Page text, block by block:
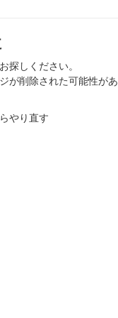
探しください。
が削除された可能性が
やり直す